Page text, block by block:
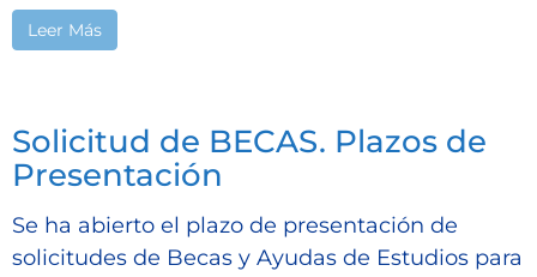
Leer Más
Solicitud de BECAS. Plazos de
Presentación
Se ha abierto el plazo de presentación de
solicitudes de Becas y Ayudas de Estudios para